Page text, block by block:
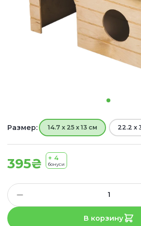
395₴ + 4
бонуси
Размер: 14.7 x 25 x 13 см 22.2 x
В корзину